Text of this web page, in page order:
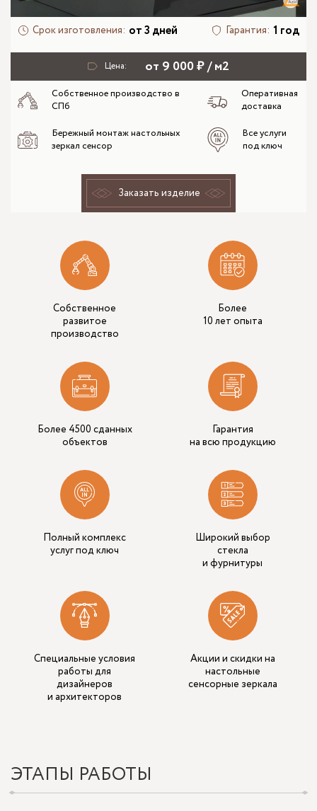
Срок изготовления: от 3 дней Гарантия: 1 год
Цена: от 9 000 ₽ / м2
Собственное производство в
СПб
Оперативная
доставка
Бережный монтаж настольных
зеркал сенсор
Все услуги
под ключ
Заказать изделие
Собственное
развитое
производство
Более
10 лет опыта
Более 4500 сданных
объектов
Гарантия
на всю продукцию
Полный комплекс
услуг под ключ
Широкий выбор
стекла
и фурнитуры
Специальные условия
работы для
дизайнеров
и архитекторов
Акции и скидки на
настольные
сенсорные зеркала
ЭТАПЫ РАБОТЫ